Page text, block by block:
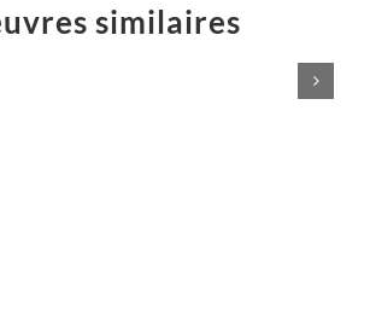
similaires